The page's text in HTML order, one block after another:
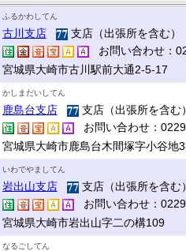
ふるかわしてん
古川支店
支店（出張所を含む
お問い合わせ：
宮城県大崎市古川駅前大通2-5-17
かしまだいしてん
鹿島台支店
支店（出張所を含
お問い合わせ：
宮城県大崎市鹿島台木間塚字小谷地
いわでやましてん
岩出山支店
支店（出張所を含
お問い合わせ：
宮城県大崎市岩出山字二の構109
なるごしてん